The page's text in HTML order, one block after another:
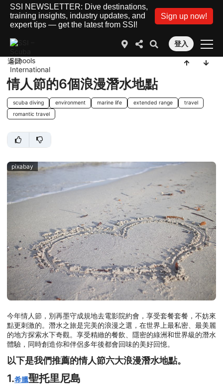
SSI NEWSLETTER: Dive destinations,
training insights, industry updates, and
expert tips — get the latest from SSI!
Sign up now!
登入
返回
情人節的6個浪漫潛水地點
scuba diving environment marine life extended range
travel
romantic travel
pixabay
今年情人節，別再墨守成規地去電影院約會，享受套餐套餐，不妨來
點更刺激的。潛水之旅是完美的浪漫之選，在世界上最私密、最美麗
的地方探索水下奇觀。享受精緻的餐飲、隱密的綠洲和世界級的潛水
體驗，同時創造你和伴侶多年後都會回味的美好回憶。
以下是我們推薦的情人節六大浪漫潛水地點。
1.希臘聖托里尼島